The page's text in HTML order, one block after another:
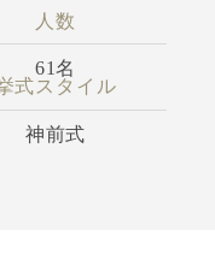
人数
61名
式スタイル
神前式